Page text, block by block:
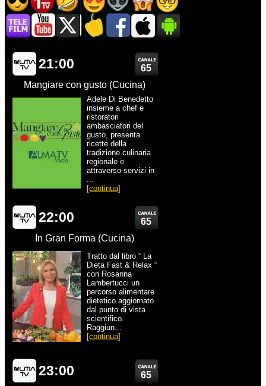
21:00
65
Mangiare con gusto (Cucina)
Adele Di Benedetto
insieme a chef e
ristoratori
ambasciatori del
gusto, presenta
ricette della
tradizione culinaria
regionale e
attraverso servizi in
...
[continua]
22:00
65
In Gran Forma (Cucina)
Tratto dal libro “ La
Dieta Fast & Relax “
con Rosanna
Lambertucci un
percorso alimentare
dietetico aggiornato
dal punto di vista
scientifico.
Raggiun...
[continua]
23:00
65